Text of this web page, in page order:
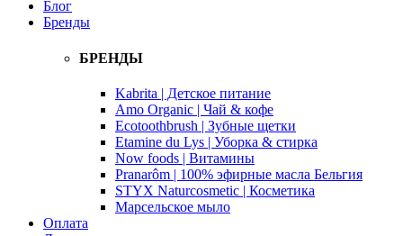
Блог
Бренды
БРЕНДЫ
Kabrita | Детское питание
Amo Organic | Чай & кофе
Ecotoothbrush | Зубные щетки
Etamine du Lys | Уборка & стирка
Now foods | Витамины
Pranarôm | 100% эфирные масла Бельгия
STYX Naturcosmetic | Косметика
Марсельское мыло
Оплата